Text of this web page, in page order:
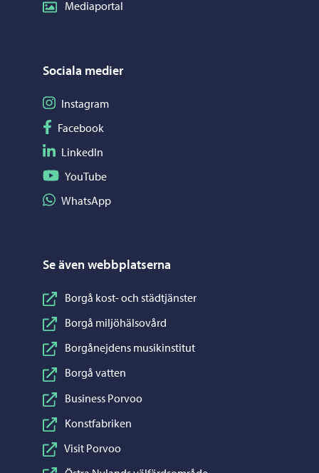
Mediaportal
Sociala medier
Följ på Instagram
Instagram
Följ på Facebook
Facebook
Följ på LinkedIn
LinkedIn
Följ på YouTube
YouTube
Dela på WhatsApp
WhatsApp
Se även webbplatserna
Borgå kost- och städtjänster
Borgå miljöhälsovård
Borgånejdens musikinstitut
Borgå vatten
Business Porvoo
Konstfabriken
Visit Porvoo